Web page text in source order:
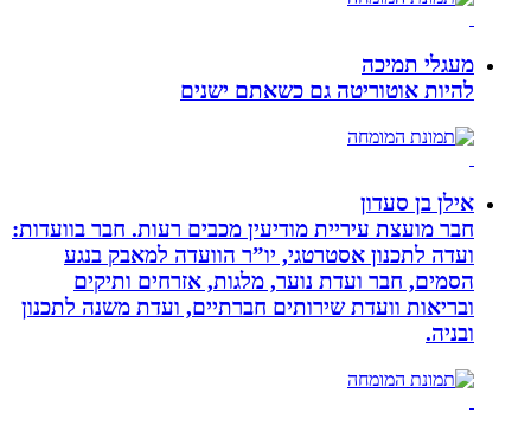
מעגלי תמיכה
להיות אוטוריטה גם כשאתם ישנים
אילן בן סעדון
חבר מועצת עיריית מודיעין מכבים רעות. חבר בוועדות:
ועדה לתכנון אסטרטגי, יו”ר הוועדה למאבק בנגע
הסמים, חבר ועדת נוער, מלגות, אזרחים ותיקים
ובריאות וועדת שירותים חברתיים, ועדת משנה לתכנון
ובניה.